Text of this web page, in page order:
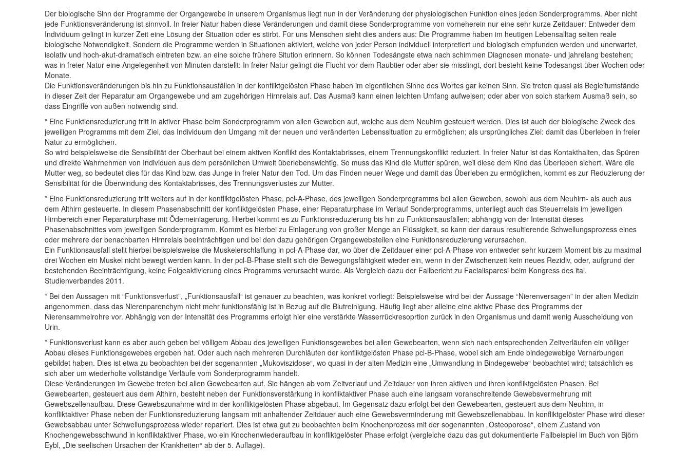
Der biologische Sinn der Programme der Organgewebe in unserem Organismus liegt nun in der Veränderung der physiologischen Funktion eines jeden Sonderprogramms. Aber nicht
jede Funktionsveränderung ist sinnvoll. In freier Natur haben diese Veränderungen und damit diese Sonderprogramme von vorneherein nur eine sehr kurze Zeitdauer: Entweder dem
Individuum gelingt in kurzer Zeit eine Lösung der Situation oder es stirbt. Für uns Menschen sieht dies anders aus: Die Programme haben im heutigen Lebensalltag selten reale
biologische Notwendigkeit. Sondern die Programme werden in Situationen aktiviert, welche von jeder Person individuell interpretiert und biologisch empfunden werden und unerwartet,
isolativ und hoch-akut-dramatisch eintreten bzw. an eine solche frühere Sitution erinnern. So können Todesängste etwa nach schimmen Diagnosen monate- und jahrelang bestehen;
was in freier Natur eine Angelegenheit von Minuten darstellt: In freier Natur gelingt die Flucht vor dem Raubtier oder aber sie misslingt, dort besteht keine Todesangst über Wochen oder
Monate.
Die Funktionsveränderungen bis hin zu Funktionsausfällen in der konfliktgelösten Phase haben im eigentlichen Sinne des Wortes gar keinen Sinn. Sie treten quasi als Begleitumstände
in dieser Zeit der Reparatur am Organgewebe und am zugehörigen Hirnrelais auf. Das Ausmaß kann einen leichten Umfang aufweisen; oder aber von solch starkem Ausmaß sein, so
dass Eingriffe von außen notwendig sind.
* Eine Funktionsreduzierung tritt in aktiver Phase beim Sonderprogramm von allen Geweben auf, welche aus dem Neuhirn gesteuert werden. Dies ist auch der biologische Zweck des
jeweiligen Programms mit dem Ziel, das Individuum den Umgang mit der neuen und veränderten Lebenssituation zu ermöglichen; als ursprüngliches Ziel: damit das Überleben in freier
Natur zu ermöglichen.
So wird beispielsweise die Sensibilität der Oberhaut bei einem aktiven Konflikt des Kontaktabrisses, einem Trennungskonflikt reduziert. In freier Natur ist das Kontakthalten, das Spüren
und direkte Wahrnehmen von Individuen aus dem persönlichen Umwelt überlebenswichtig. So muss das Kind die Mutter spüren, weil diese dem Kind das Überleben sichert. Wäre die
Mutter weg, so bedeutet dies für das Kind bzw. das Junge in freier Natur den Tod. Um das Finden neuer Wege und damit das Überleben zu ermöglichen, kommt es zur Reduzierung der
Sensibilität für die Überwindung des Kontaktabrisses, des Trennungsverlustes zur Mutter.
* Eine Funktionsreduzierung tritt weiters auf in der konfliktgelösten Phase, pcl-A-Phase, des jeweiligen Sonderprogramms bei allen Geweben, sowohl aus dem Neuhirn- als auch aus
dem Althirn gesteuerte. In diesem Phasenabschnitt der konfliktgelösten Phase, einer Reparaturphase im Verlauf Sonderprogramms, unterliegt auch das Steuerrelais im jeweiligen
Hirnbereich einer Reparaturphase mit Ödemeinlagerung. Hierbei kommt es zu Funktionsreduzierung bis hin zu Funktionsausfällen; abhängig von der Intensität dieses
Phasenabschnittes vom jeweiligen Sonderprogramm. Kommt es hierbei zu Einlagerung von großer Menge an Flüssigkeit, so kann der daraus resultierende Schwellungsprozess eines
oder mehrere der benachbarten Hirnrelais beeinträchtigen und bei den dazu gehörigen Organgewebsteilen eine Funktionsreduzierung verursachen.
Ein Funktionsausfall stellt hierbei beispielsweise die Muskelerschlaffung in pcl-A-Phase dar, wo über die Zeitdauer einer pcl-A-Phase von entweder sehr kurzem Moment bis zu maximal
drei Wochen ein Muskel nicht bewegt werden kann. In der pcl-B-Phase stellt sich die Bewegungsfähigkeit wieder ein, wenn in der Zwischenzeit kein neues Rezidiv, oder, aufgrund der
bestehenden Beeinträchtigung, keine Folgeaktivierung eines Programms verursacht wurde. Als Vergleich dazu der Fallbericht zu Facialisparesi beim Kongress des ital.
Studienverbandes 2011.
* Bei den Aussagen mit “Funktionsverlust”, „Funktionsausfall“ ist genauer zu beachten, was konkret vorliegt: Beispielsweise wird bei der Aussage “Nierenversagen” in der alten Medizin
angenommen, dass das Nierenparenchym nicht mehr funktionsfähig ist in Bezug auf die Blutreinigung. Häufig liegt aber alleine eine aktive Phase des Programms der
Nierensammelrohre vor. Abhängig von der Intensität des Programms erfolgt hier eine verstärkte Wasserrückresoprtion zurück in den Organismus und damit wenig Ausscheidung von
Urin.
* Funktionsverlust kann es aber auch geben bei völligem Abbau des jeweiligen Funktionsgewebes bei allen Gewebearten, wenn sich nach entsprechenden Zeitverläufen ein völliger
Abbau dieses Funktionsgewebes ergeben hat. Oder auch nach mehreren Durchläufen der konfliktgelösten Phase pcl-B-Phase, wobei sich am Ende bindegewebige Vernarbungen
gebildet haben. Dies ist etwa zu beobachten bei der sogenannten „Mukoviszidose“, wo quasi in der alten Medizin eine „Umwandlung in Bindegewebe“ beobachtet wird; tatsächlich es
sich aber um wiederholte vollständige Verläufe vom Sonderprogramm handelt.
Diese Veränderungen im Gewebe treten bei allen Gewebearten auf. Sie hängen ab vom Zeitverlauf und Zeitdauer von ihren aktiven und ihren konfliktgelösten Phasen. Bei
Gewebearten, gesteuert aus dem Althirn, besteht neben der Funktionsverstärkung in konfliktaktiver Phase auch eine langsam voranschreitende Gewebsvermehrung mit
Gewebszellenaufbau. Diese Gewebszunahme wird in der konfliktgelösten Phase abgebaut. Im Gegensatz dazu erfolgt bei den Gewebearten, gesteuert aus dem Neuhirn, in
konfliktaktiver Phase neben der Funktionsreduzierung langsam mit anhaltender Zeitdauer auch eine Gewebsverminderung mit Gewebszellenabbau. In konfliktgelöster Phase wird dieser
Gewebsabbau unter Schwellungsprozess wieder repariert. Dies ist etwa gut zu beobachten beim Knochenprozess mit der sogenannten „Osteoporose“, einem Zustand von
Knochengewebsschwund in konfliktaktiver Phase, wo ein Knochenwiederaufbau in konfliktgelöster Phase erfolgt (vergleiche dazu das gut dokumentierte Fallbeispiel im Buch von Björn
Eybl, „Die seelischen Ursachen der Krankheiten“ ab der 5. Auflage).